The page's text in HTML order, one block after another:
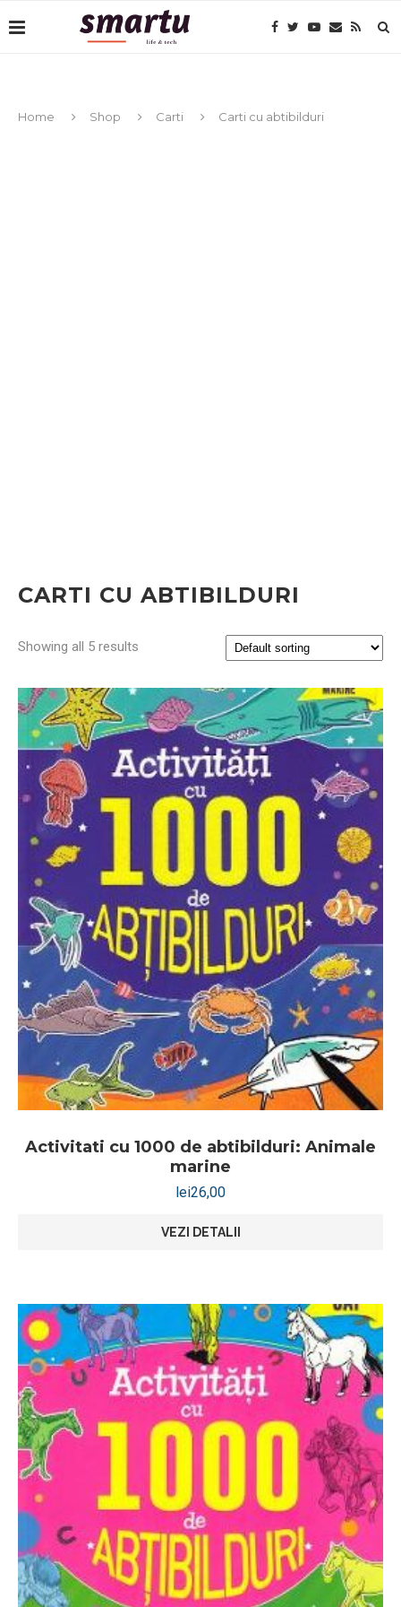
Home Shop Carti Carti cu abtibilduri
CARTI CU ABTIBILDURI
Showing all 5 results
Activitati cu 1000 de abtibilduri: Animale
marine
lei26,00
VEZI DETALII